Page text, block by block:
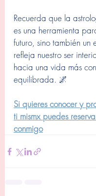
Recuerda que la
es una herramienta
futuro, sino también un
refleja nuestro ser
hacia una vida más
equilibrada. 🌌
Si quieres conocer y
ti mismx puedes
conmigo